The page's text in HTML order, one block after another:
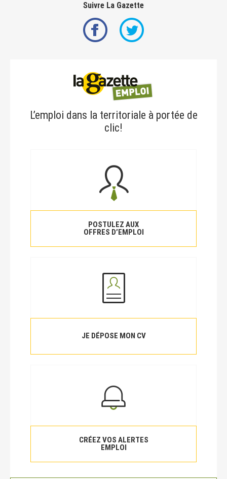
Suivre La Gazette
L’emploi dans la territoriale à portée de
clic!
POSTULEZ AUX
OFFRES D’EMPLOI
JE DÉPOSE MON CV
CRÉEZ VOS ALERTES
EMPLOI